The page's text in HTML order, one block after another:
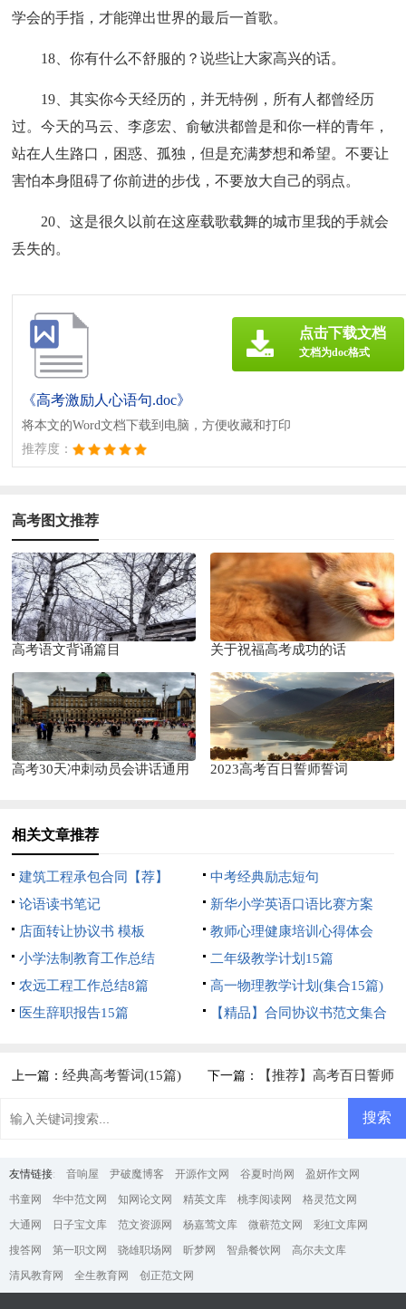
学会的手指，才能弹出世界的最后一首歌。
18、你有什么不舒服的？说些让大家高兴的话。
19、其实你今天经历的，并无特例，所有人都曾经历
过。今天的马云、李彦宏、俞敏洪都曾是和你一样的青年，
站在人生路口，困惑、孤独，但是充满梦想和希望。不要让
害怕本身阻碍了你前进的步伐，不要放大自己的弱点。
20、这是很久以前在这座载歌载舞的城市里我的手就会
丢失的。
《高考激励人心语句.doc》
将本文的Word文档下载到电脑，方便收藏和打印
推荐度：
点击下载文档
文档为doc格式
高考图文推荐
高考语文背诵篇目 关于祝福高考成功的话
高考30天冲刺动员会讲话通用 2023高考百日誓师誓词
相关文章推荐
建筑工程承包合同【荐】
中考经典励志短句
论语读书笔记
新华小学英语口语比赛方案
店面转让协议书 模板
教师心理健康培训心得体会
小学法制教育工作总结
二年级教学计划15篇
农远工程工作总结8篇
高一物理教学计划(集合15篇)
医生辞职报告15篇
【精品】合同协议书范文集合
上一篇：经典高考誓词(15篇) 下一篇： 【推荐】高考百日誓师
友情链接: 音响屋 尹破魔博客 开源作文网 谷夏时尚网
盈妍作文网
书童网
华中范文网 知网论文网 精英文库 桃李阅读网
格灵范文网
大通网
日子宝文库 范文资源网 杨嘉莺文库 微蕲范文网
彩虹文库网
搜答网
第一职文网 骁雄职场网 昕梦网 智鼎餐饮网
高尔夫文库
清风教育网
全生教育网 创正范文网